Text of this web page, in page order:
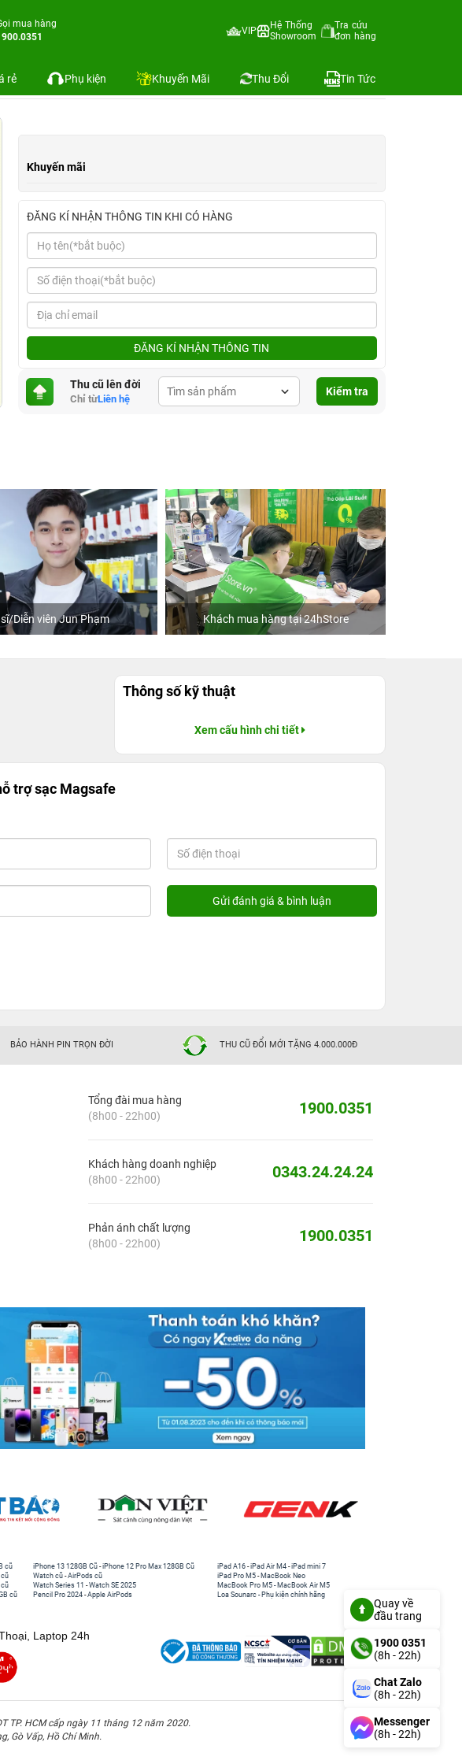
mua hàng
VIP
Hệ Thống
Showroom
Tra cứu
đơn hàng
rẻ Phụ kiện Khuyến Mãi Thu Đổi Tin Tức
trợ sạc Magsafe
Khuyến mãi
ĐĂNG KÍ NHẬN THÔNG TIN KHI CÓ HÀNG
ĐĂNG KÍ NHẬN THÔNG TIN
Thu cũ lên đời
Chỉ từLiên hệ
Kiểm tra
Diễn viên Jun Phạm Khách mua hàng tại 24hStore
Thông số kỹ thuật
Xem cấu hình chi tiết
trợ sạc Magsafe
BẢO HÀNH PIN TRỌN ĐỜI THU CŨ ĐỔI MỚI TẶNG 4.000.000Đ
Tổng đài mua hàng
(8h00 - 22h00)
1900.0351
Khách hàng doanh nghiệp
(8h00 - 22h00)
0343.24.24.24
Phản ánh chất lượng
(8h00 - 22h00)
1900.0351
cũ
cũ
cũ
cũ
iPhone 13 128GB Cũ -iPhone 12 Pro Max 128GB Cũ
Watch cũ -AirPods cũ
Watch Series 11 -Watch SE 2025
Pencil Pro 2024 -Apple AirPods
iPad A16 -iPad Air M4 -iPad mini 7
iPad Pro M5 - MacBook Neo
MacBook Pro M5 - MacBook Air M5
Loa Sounarc - Phụ kiện chính hãng
Laptop 24h
TP. HCM cấp ngày 11 tháng 12 năm 2020.
Gò Vấp, Hồ Chí Minh.
Quay về
đầu trang
1900 0351
(8h - 22h)
Chat Zalo
(8h - 22h)
Messenger
(8h - 22h)